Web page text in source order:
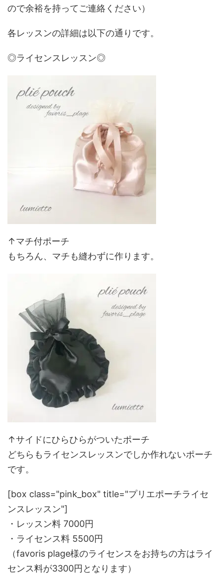
ので余裕を持ってご連絡ください）
各レッスンの詳細は以下の通りです。
◎ライセンスレッスン◎
↑マチ付ポーチ
もちろん、マチも縫わずに作ります。
↑サイドにひらひらがついたポーチ
どちらもライセンスレッスンでしか作れないポーチ
です。
[box class="pink_box" title="プリエポーチライセ
ンスレッスン"]
・レッスン料 7000円
・ライセンス料 5500円
（favoris plage様のライセンスをお持ちの方はライ
センス料が3300円となります）